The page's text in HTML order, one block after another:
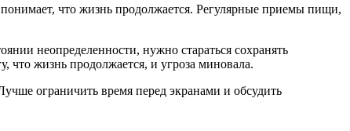
понимает, что жизнь продолжается. Регулярные приемы пищи,
неопределенности, нужно стараться сохранять
жизнь продолжается, и угроза миновала.
ограничить время перед экранами и обсудить